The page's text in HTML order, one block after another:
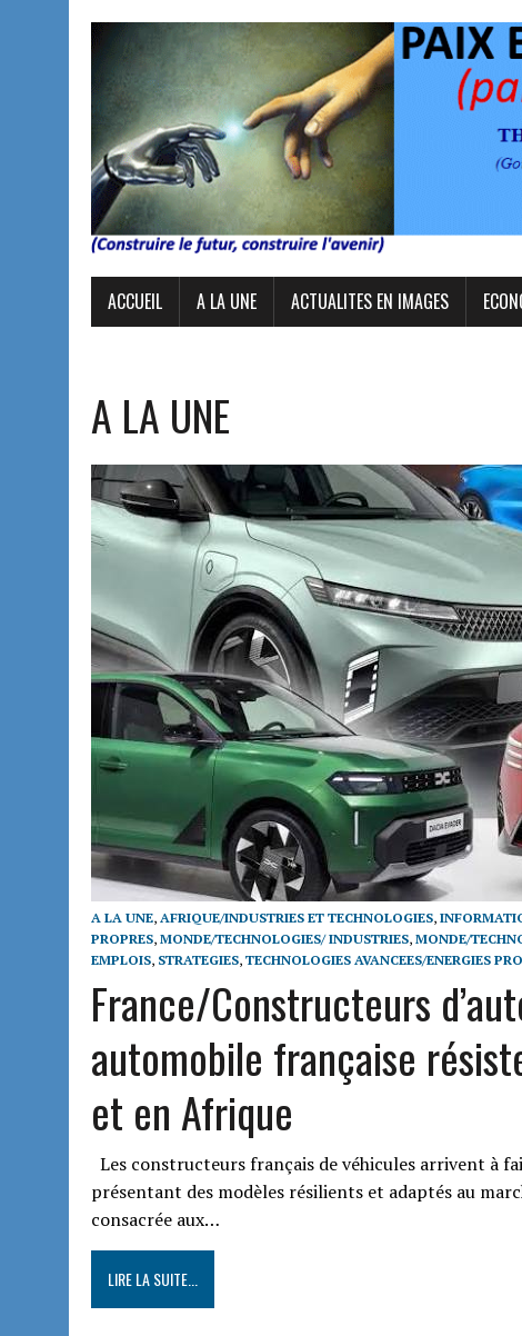
ACCUEIL A LA UNE ACTUALITES EN IMAGES
A LA UNE
A LA UNE, AFRIQUE/INDUSTRIES ET TECHNOLOGIES,
PROPRES, MONDE/TECHNOLOGIES/ INDUSTRIES, MONDE/
EMPLOIS, STRATEGIES, TECHNOLOGIES AVANCEES/ENERGIES
France/Constructeurs
automobile française
et en Afrique
Les constructeurs français de véhicules arrivent à
présentant des modèles résilients et adaptés au
consacrée aux…
LIRE LA SUITE...